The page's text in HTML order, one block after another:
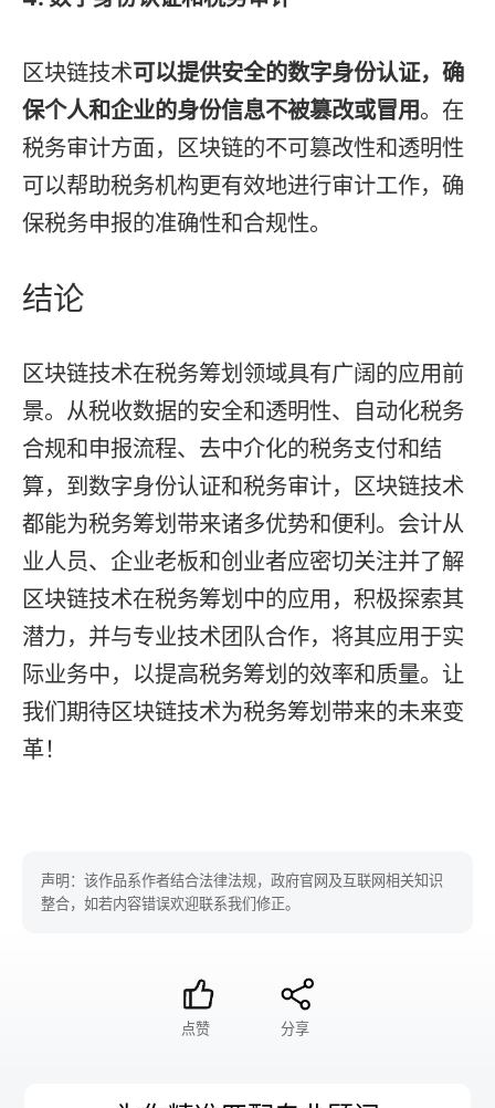
区块链技术可以提供安全的数字身份认证，确
保个人和企业的身份信息不被篡改或冒用。在
税务审计方面，区块链的不可篡改性和透明性
可以帮助税务机构更有效地进行审计工作，确
保税务申报的准确性和合规性。
结论
区块链技术在税务筹划领域具有广阔的应用前
景。从税收数据的安全和透明性、自动化税务
合规和申报流程、去中介化的税务支付和结
算，到数字身份认证和税务审计，区块链技术
都能为税务筹划带来诸多优势和便利。会计从
业人员、企业老板和创业者应密切关注并了解
区块链技术在税务筹划中的应用，积极探索其
潜力，并与专业技术团队合作，将其应用于实
际业务中，以提高税务筹划的效率和质量。让
我们期待区块链技术为税务筹划带来的未来变
革！
声明：该作品系作者结合法律法规，政府官网及互联网相关知识
整合，如若内容错误欢迎联系我们修正。
点赞 分享